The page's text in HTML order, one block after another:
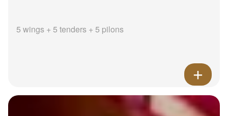
5 wings + 5 tenders + 5 pilons